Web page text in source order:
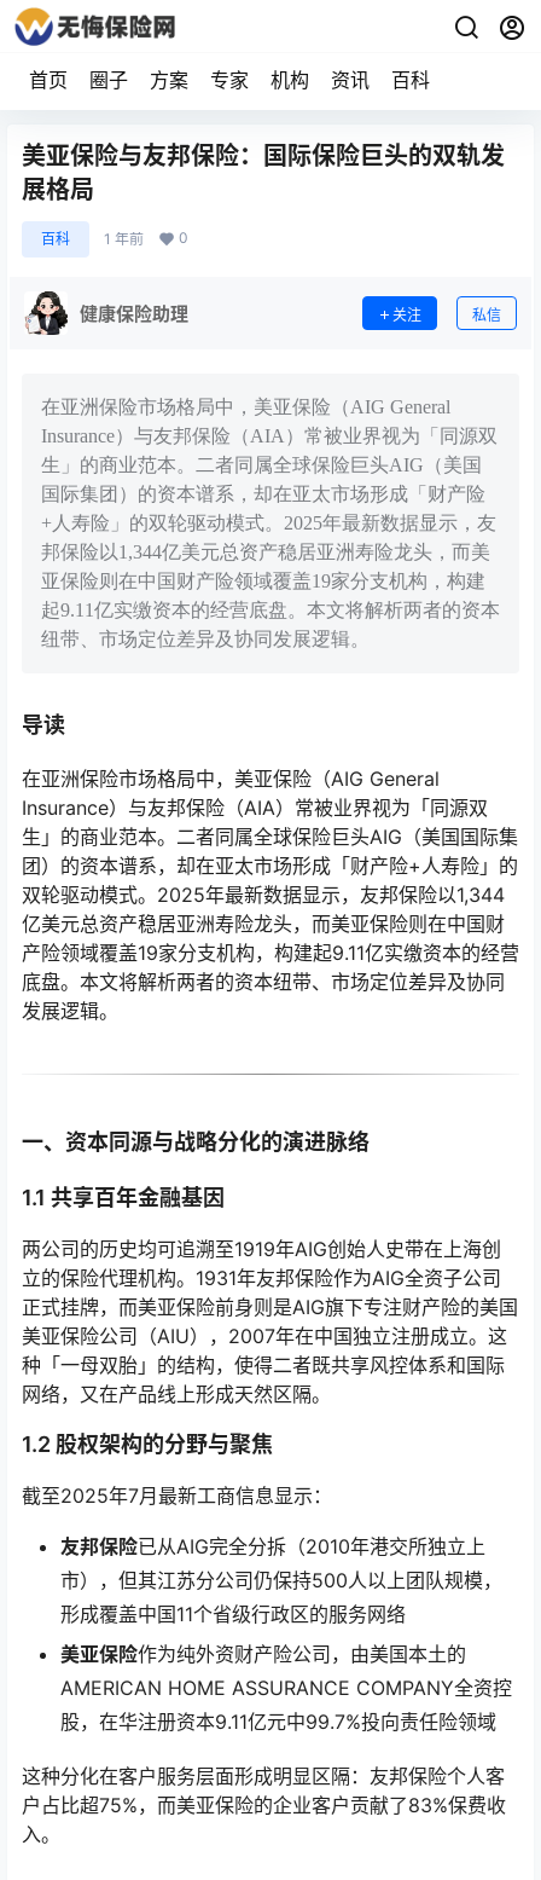
首页 圈子 方案 专家 机构 资讯 百科
美亚保险与友邦保险：国际保险巨头的双轨发
展格局
百科 1 年前 0
健康保险助理 关注 私信
在亚洲保险市场格局中，美亚保险（AIG General
Insurance）与友邦保险（AIA）常被业界视为「同源双
生」的商业范本。二者同属全球保险巨头AIG（美国
国际集团）的资本谱系，却在亚太市场形成「财产险
+人寿险」的双轮驱动模式。2025年最新数据显示，友
邦保险以1,344亿美元总资产稳居亚洲寿险龙头，而美
亚保险则在中国财产险领域覆盖19家分支机构，构建
起9.11亿实缴资本的经营底盘。本文将解析两者的资本
纽带、市场定位差异及协同发展逻辑。
导读
在亚洲保险市场格局中，美亚保险（AIG General
Insurance）与友邦保险（AIA）常被业界视为「同源双
生」的商业范本。二者同属全球保险巨头AIG（美国国际集
团）的资本谱系，却在亚太市场形成「财产险+人寿险」的
双轮驱动模式。2025年最新数据显示，友邦保险以1,344
亿美元总资产稳居亚洲寿险龙头，而美亚保险则在中国财
产险领域覆盖19家分支机构，构建起9.11亿实缴资本的经营
底盘。本文将解析两者的资本纽带、市场定位差异及协同
发展逻辑。
一、资本同源与战略分化的演进脉络
1.1 共享百年金融基因
两公司的历史均可追溯至1919年AIG创始人史带在上海创
立的保险代理机构。1931年友邦保险作为AIG全资子公司
正式挂牌，而美亚保险前身则是AIG旗下专注财产险的美国
美亚保险公司（AIU），2007年在中国独立注册成立。这
种「一母双胎」的结构，使得二者既共享风控体系和国际
网络，又在产品线上形成天然区隔。
1.2 股权架构的分野与聚焦
截至2025年7月最新工商信息显示：
友邦保险已从AIG完全分拆（2010年港交所独立上
市），但其江苏分公司仍保持500人以上团队规模，
形成覆盖中国11个省级行政区的服务网络
美亚保险作为纯外资财产险公司，由美国本土的
AMERICAN HOME ASSURANCE COMPANY全资控
股，在华注册资本9.11亿元中99.7%投向责任险领域
这种分化在客户服务层面形成明显区隔：友邦保险个人客
户占比超75%，而美亚保险的企业客户贡献了83%保费收
入。